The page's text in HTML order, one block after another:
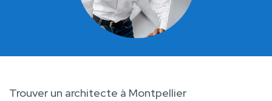
Trouver un architecte à Montpellier